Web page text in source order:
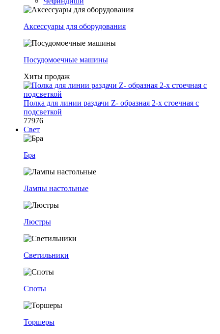
Аксессуары для оборудования
Посудомоечные машины
Хиты продаж
Полка для линии раздачи Z- образная 2-х стоечная с
подсветкой
77976
Свет
Бра
Лампы настольные
Люстры
Светильники
Споты
Торшеры